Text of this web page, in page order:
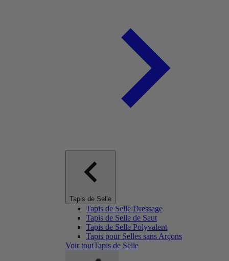
Tapis de Selle
Tapis de Selle Dressage
Tapis de Selle de Saut
Tapis de Selle Polyvalent
Tapis pour Selles sans Arçons
Voir toutTapis de Selle